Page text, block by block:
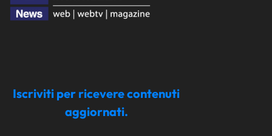
Iscriviti per ricevere contenuti
aggiornati.